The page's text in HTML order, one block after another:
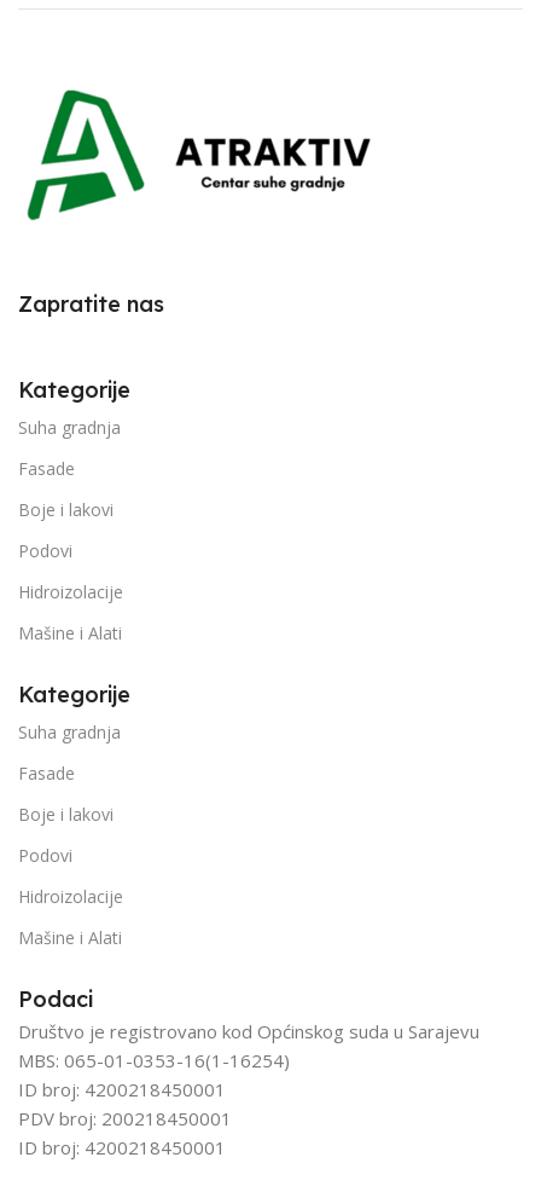
Zapratite nas
Kategorije
Suha gradnja
Fasade
Boje i lakovi
Podovi
Hidroizolacije
Mašine i Alati
Kategorije
Suha gradnja
Fasade
Boje i lakovi
Podovi
Hidroizolacije
Mašine i Alati
Podaci
Društvo je registrovano kod Općinskog suda u Sarajevu
MBS: 065-01-0353-16(1-16254)
ID broj: 4200218450001
PDV broj: 200218450001
ID broj: 4200218450001